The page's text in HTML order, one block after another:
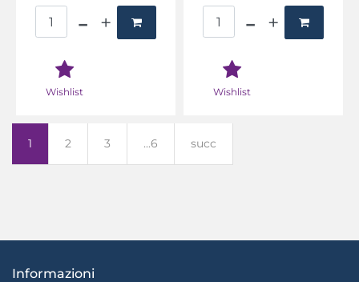
Wishlist Wishlist
1 2 3 ...6 succ
Informazioni